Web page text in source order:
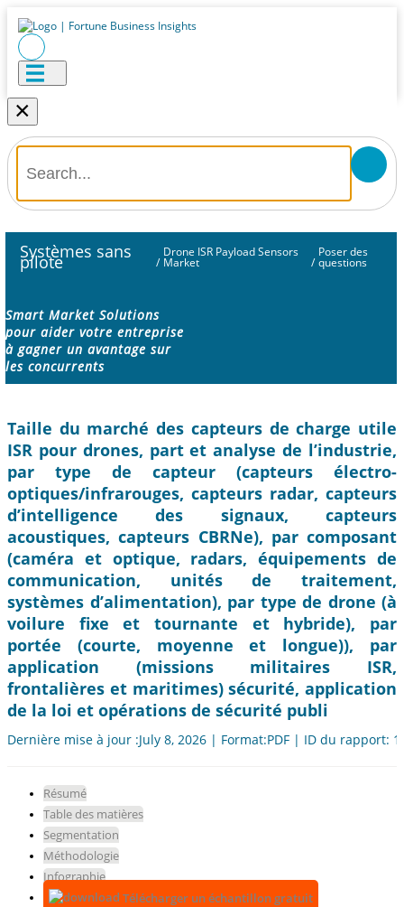
×
Systèmes sans
pilote /
Drone ISR Payload Sensors
Market /
Poser des
questions
Smart Market Solutions
pour aider votre entreprise
à gagner un avantage sur
les concurrents
Taille du marché des capteurs de charge utile
ISR pour drones, part et analyse de l’industrie,
par type de capteur (capteurs électro-
optiques/infrarouges, capteurs radar, capteurs
d’intelligence des signaux, capteurs
acoustiques, capteurs CBRNe), par composant
(caméra et optique, radars, équipements de
communication, unités de traitement,
systèmes d’alimentation), par type de drone (à
voilure fixe et tournante et hybride), par
portée (courte, moyenne et longue)), par
application (missions militaires ISR,
frontalières et maritimes) sécurité, application
de la loi et opérations de sécurité publi
Dernière mise à jour :July 8, 2026 | Format:PDF | ID du rapport:
Résumé
Table des matières
Segmentation
Méthodologie
Infographie
Télécharger un échantillon gratuit